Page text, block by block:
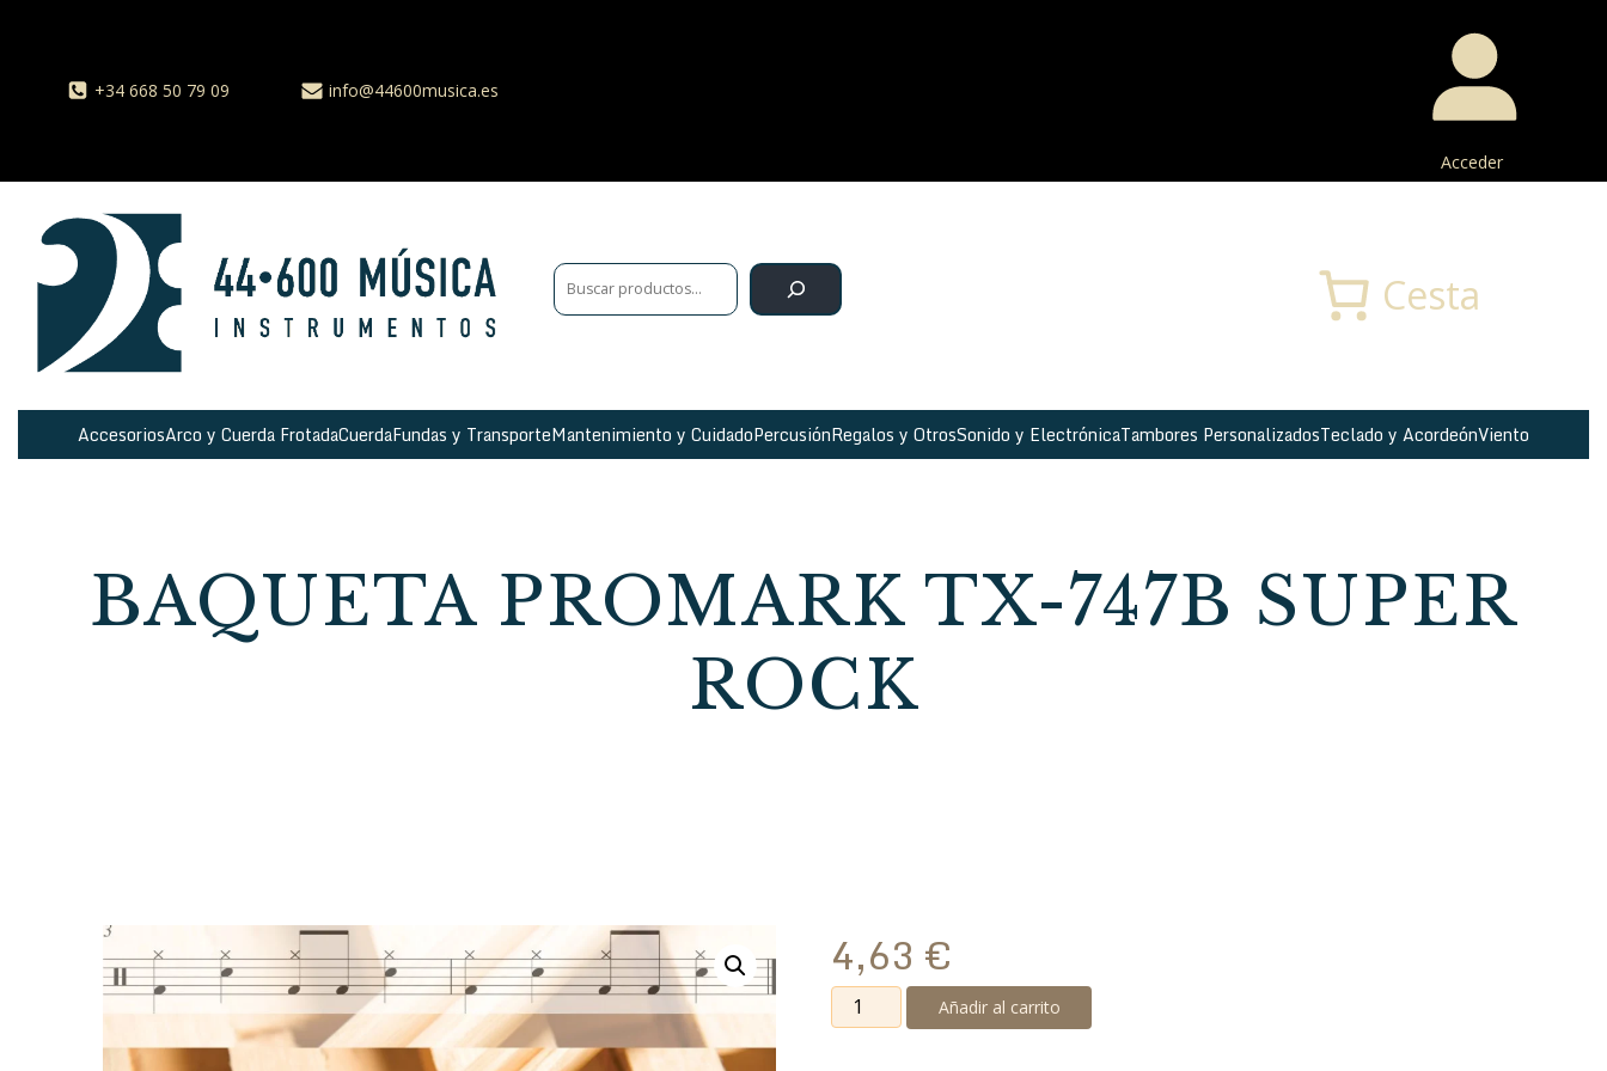
+34 668 50 79 09 info@44600musica.es
Acceder
Cesta
AccesoriosArco y Cuerda FrotadaCuerdaFundas y TransporteMantenimiento y CuidadoPercusiónRegalos y OtrosSonido y ElectrónicaTambores PersonalizadosTeclado y AcordeónViento
BAQUETA PROMARK TX-747B SUPER
ROCK
4,63 €
Baqueta
Promark
Añadir al carrito